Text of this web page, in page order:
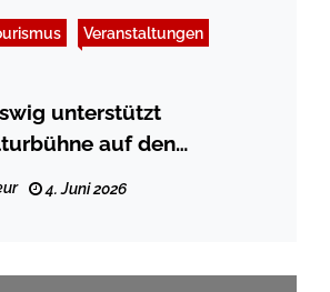
Veranstaltungen
unterstützt
auf den
4. Juni 2026